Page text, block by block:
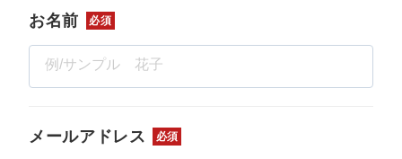
動画ディレクター
正社員
お名前 必須
メールアドレス 必須